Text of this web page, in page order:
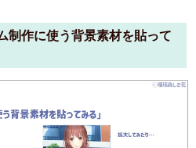
制作に使う背景素材を貼って